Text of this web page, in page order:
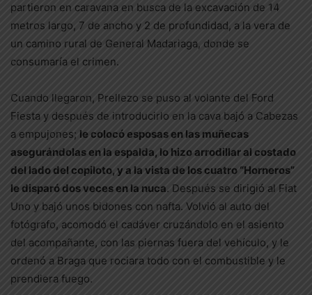
partieron en caravana en busca de la excavación de 14
metros largo, 7 de ancho y 2 de profundidad, a la vera de
un camino rural de General Madariaga, donde se
consumaría el crimen.
Cuando llegaron, Prellezo se puso al volante del Ford
Fiesta y después de introducirlo en la cava bajó a Cabezas
a empujones; le colocó esposas en las muñecas
asegurándolas en la espalda, lo hizo arrodillar al costado
del lado del copiloto, y a la vista de los cuatro “Horneros”
le disparó dos veces en la nuca. Después se dirigió al Fiat
Uno y bajó unos bidones con nafta. Volvió al auto del
fotógrafo, acomodó el cadáver cruzándolo en el asiento
del acompañante, con las piernas fuera del vehículo, y le
ordenó a Braga que rociara todo con el combustible y le
prendiera fuego.